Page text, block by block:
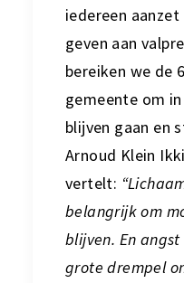
iedereen
geven aan
bereiken we de
gemeente om
blijven gaan en
Arnoud Klein
vertelt:
belangrijk om
blijven. En
grote drempel